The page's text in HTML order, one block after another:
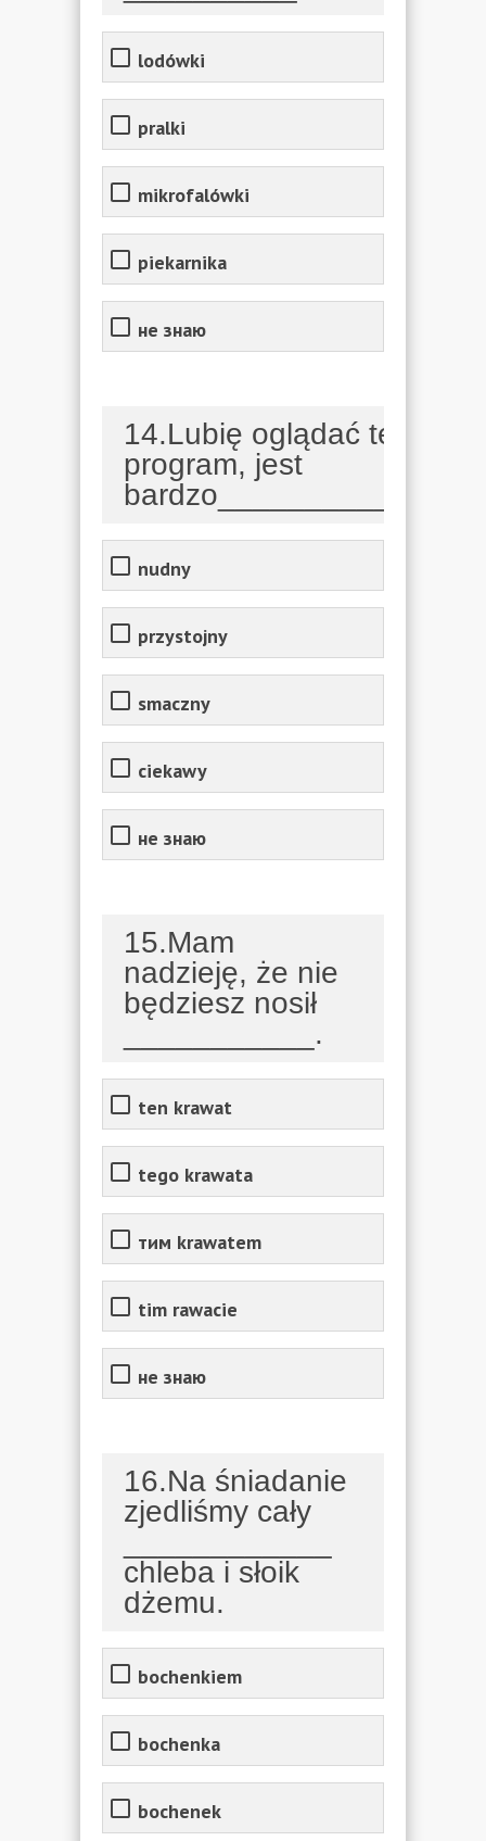
lodówki
pralki
mikrofalówki
piekarnika
не знаю
14.Lubię oglądać ten
program, jest
bardzo___________.
nudny
przystojny
smaczny
ciekawy
не знаю
15.Mam
nadzieję, że nie
będziesz nosił
___________.
ten krawat
tego krawata
тим krawatem
tim rawacie
не знаю
16.Na śniadanie
zjedliśmy cały
chleba i słoik
dżemu.
bochenkiem
bochenka
bochenek